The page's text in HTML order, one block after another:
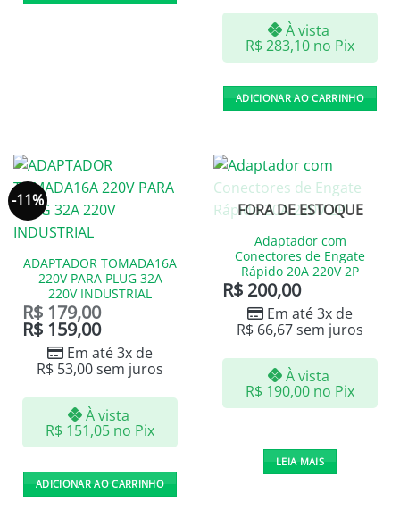
À vista
R$283,10 no Pix
ADICIONAR AO CARRINHO
-11%
ADAPTADOR TOMADA16A
220V PARA PLUG 32A
220V INDUSTRIAL
R$179,00
R$ 159,00
Em até 3x de
R$ 53,00sem juros
À vista
R$ 151,05 no Pix
ADICIONAR AO CARRINHO
FORA DE ESTOQUE
Adaptador com
Conectores de Engate
Rápido 20A 220V 2P
R$ 200,00
Em até 3x de
R$ 66,67sem juros
À vista
R$ 190,00 no Pix
LEIA MAIS